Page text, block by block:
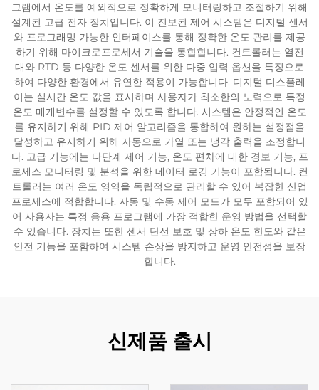
그램에서 온도를 예외적으로 정확하게 모니터링하고 조절하기 위해
설계된 고급 전자 장치입니다. 이 진보된 제어 시스템은 디지털 센서
와 프로그래밍 가능한 인터페이스를 통해 정확한 온도 관리를 제공
하기 위해 마이크로프로세서 기술을 통합합니다. 컨트롤러는 열전
대와 RTD 등 다양한 온도 센서를 위한 다중 입력 옵션을 특징으로
하여 다양한 환경에서 유연한 적용이 가능합니다. 디지털 디스플레
이는 실시간 온도 값을 표시하며 사용자가 최소한의 노력으로 특정
온도 매개변수를 설정할 수 있도록 합니다. 시스템은 안정적인 온도
를 유지하기 위해 PID 제어 알고리즘을 통합하여 원하는 설정점을
달성하고 유지하기 위해 자동으로 가열 또는 냉각 출력을 조정합니
다. 고급 기능에는 다단계 제어 기능, 온도 편차에 대한 경보 기능, 프
로세스 모니터링 및 분석을 위한 데이터 로깅 기능이 포함됩니다. 컨
트롤러는 여러 온도 영역을 독립적으로 관리할 수 있어 복잡한 산업
프로세스에 적합합니다. 자동 및 수동 제어 모드가 모두 포함되어 있
어 사용자는 특정 응용 프로그램에 가장 적합한 운영 방법을 선택할
수 있습니다. 장치는 또한 센서 단선 보호 및 상하 온도 한도와 같은
안전 기능을 포함하여 시스템 손상을 방지하고 운영 안전성을 보장
합니다.
신제품 출시